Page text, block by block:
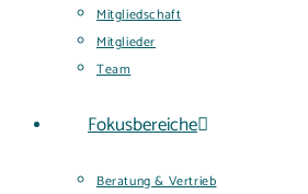
Mitgliedschaft
Mitglieder
Team
Fokusbereiche
Beratung & Vertrieb